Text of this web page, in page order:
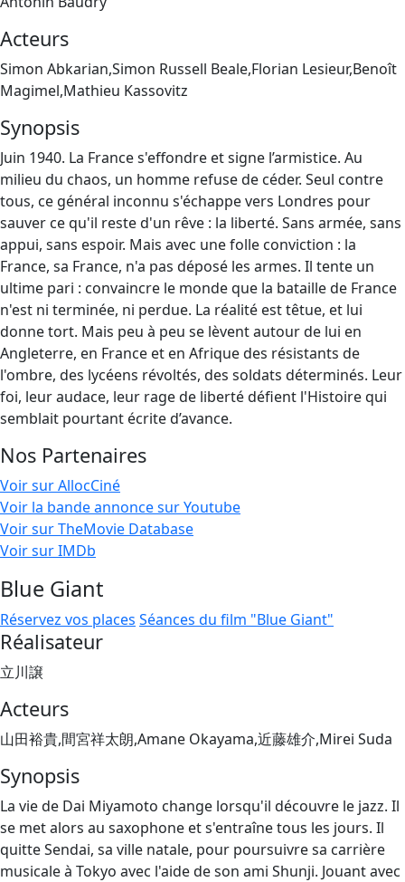
Acteurs
Simon Abkarian,Simon Russell Beale,Florian Lesieur,Benoît
Magimel,Mathieu Kassovitz
Synopsis
Juin 1940. La France s'effondre et signe l’armistice. Au
milieu du chaos, un homme refuse de céder. Seul contre
tous, ce général inconnu s'échappe vers Londres pour
sauver ce qu'il reste d'un rêve : la liberté. Sans armée, sans
appui, sans espoir. Mais avec une folle conviction : la
France, sa France, n'a pas déposé les armes. Il tente un
ultime pari : convaincre le monde que la bataille de France
n'est ni terminée, ni perdue. La réalité est têtue, et lui
donne tort. Mais peu à peu se lèvent autour de lui en
Angleterre, en France et en Afrique des résistants de
l'ombre, des lycéens révoltés, des soldats déterminés. Leur
foi, leur audace, leur rage de liberté défient l'Histoire qui
semblait pourtant écrite d’avance.
Nos Partenaires
Voir sur AllocCiné
Voir la bande annonce sur Youtube
Voir sur TheMovie Database
Voir sur IMDb
Blue Giant
Réservez vos places Séances du film "Blue Giant"
Réalisateur
立川譲
Acteurs
山田裕貴,間宮祥太朗,Amane Okayama,近藤雄介,Mirei Suda
Synopsis
La vie de Dai Miyamoto change lorsqu'il découvre le jazz. Il
se met alors au saxophone et s'entraîne tous les jours. Il
quitte Sendai, sa ville natale, pour poursuivre sa carrière
musicale à Tokyo avec l'aide de son ami Shunji. Jouant avec